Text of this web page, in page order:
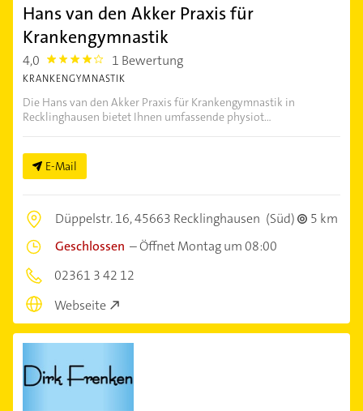
Hans van den Akker Praxis für
Krankengymnastik
4,0 4.0 1 Bewertung
KRANKENGYMNASTIK
Die Hans van den Akker Praxis für Krankengymnastik in
Recklinghausen bietet Ihnen umfassende physiot...
E-Mail
Düppelstr. 16,45663 Recklinghausen (Süd)
5 km
Geschlossen –Öffnet Montag um 08:00
02361 3 42 12
Webseite